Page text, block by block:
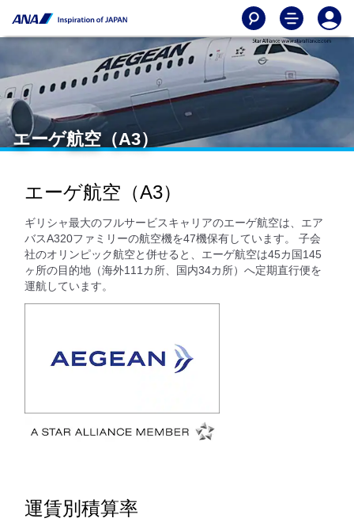
エーゲ航空（A3）
エーゲ航空（A3）
ギリシャ最大のフルサービスキャリアのエーゲ航空は、エア
バスA320ファミリーの航空機を47機保有しています。 子会
社のオリンピック航空と併せると、エーゲ航空は45カ国145
ヶ所の目的地（海外111カ所、国内34カ所）へ定期直行便を
運航しています。
運賃別積算率